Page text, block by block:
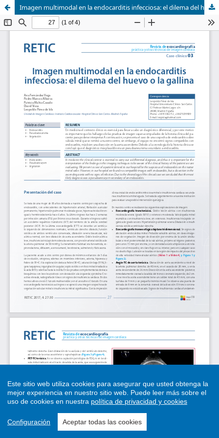
Imagen multimodal en la endocarditis infecciosa: el dilema del huevo o la gallina
Este sitio web utiliza cookies para asegurar que usted obtenga la
mejor experiencia en nuestro sitio web. Puede leer más sobre el
uso de cookies en nuestra política de privacidad y cookies
Configuración Aceptar todas las cookies